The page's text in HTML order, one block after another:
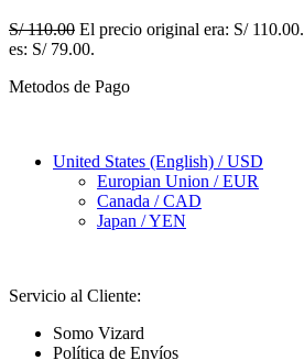
S/110.00 El precio original era: S/ 110.00.
es: S/ 79.00.
Metodos de Pago
United States (English) / USD
Europian Union / EUR
Canada / CAD
Japan / YEN
Servicio al Cliente:
Somo Vizard
Política de Envíos